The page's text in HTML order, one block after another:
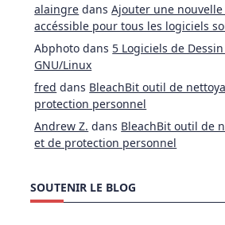
alaingre dansAjouter une
accéssible pour tous les logiciels
Abphoto dans 5 Logiciels de
GNU/Linux
fred dans BleachBit outil de
protection personnel
Andrew Z. dans BleachBit outil de
et de protection personnel
SOUTENIR LE BLOG